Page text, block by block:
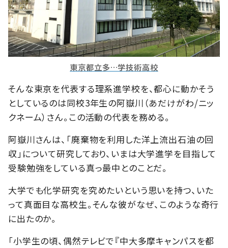
東京都立多…学技術高校
そんな東京を代表する理系進学校を、都心に動かそう
としているのは同校3年生の阿嶽川（あだけがわ/ニッ
クネーム）さん。この活動の代表を務める。
阿嶽川さんは、「廃棄物を利用した洋上流出石油の回
収」について研究しており、いまは大学進学を目指して
受験勉強をしている真っ最中とのことだ。
大学でも化学研究を究めたいという思いを持つ、いた
って真面目な高校生。そんな彼がなぜ、このような奇行
に出たのか。
「小学生の頃、偶然テレビで『中大多摩キャンパスを都